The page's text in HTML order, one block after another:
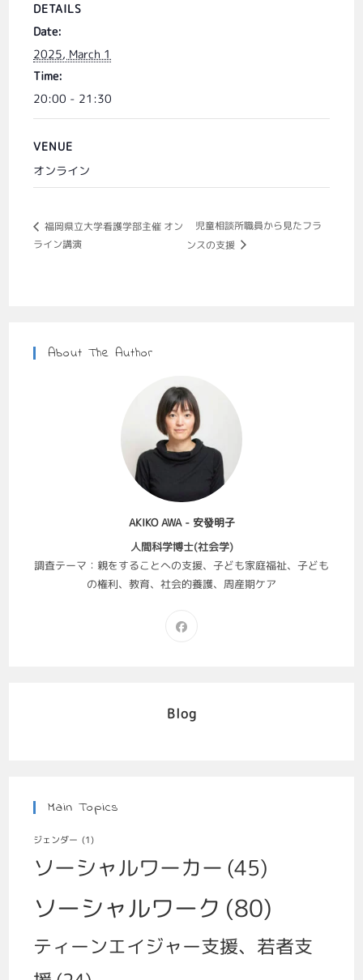
DETAILS
Date:
2025, March 1
Time:
20:00 - 21:30
VENUE
オンライン
福岡県立大学看護学部主催 オン
ライン講演
児童相談所職員から見たフラ
ンスの支援
About The Author
AKIKO AWA - 安發明子
人間科学博士(社会学)
調査テーマ：親をすることへの支援、子ども家庭福祉、子ども
の権利、教育、社会的養護、周産期ケア
Blog
Main Topics
ジェンダー (1)
ソーシャルワーカー (45)
ソーシャルワーク (80)
ティーンエイジャー支援、若者支